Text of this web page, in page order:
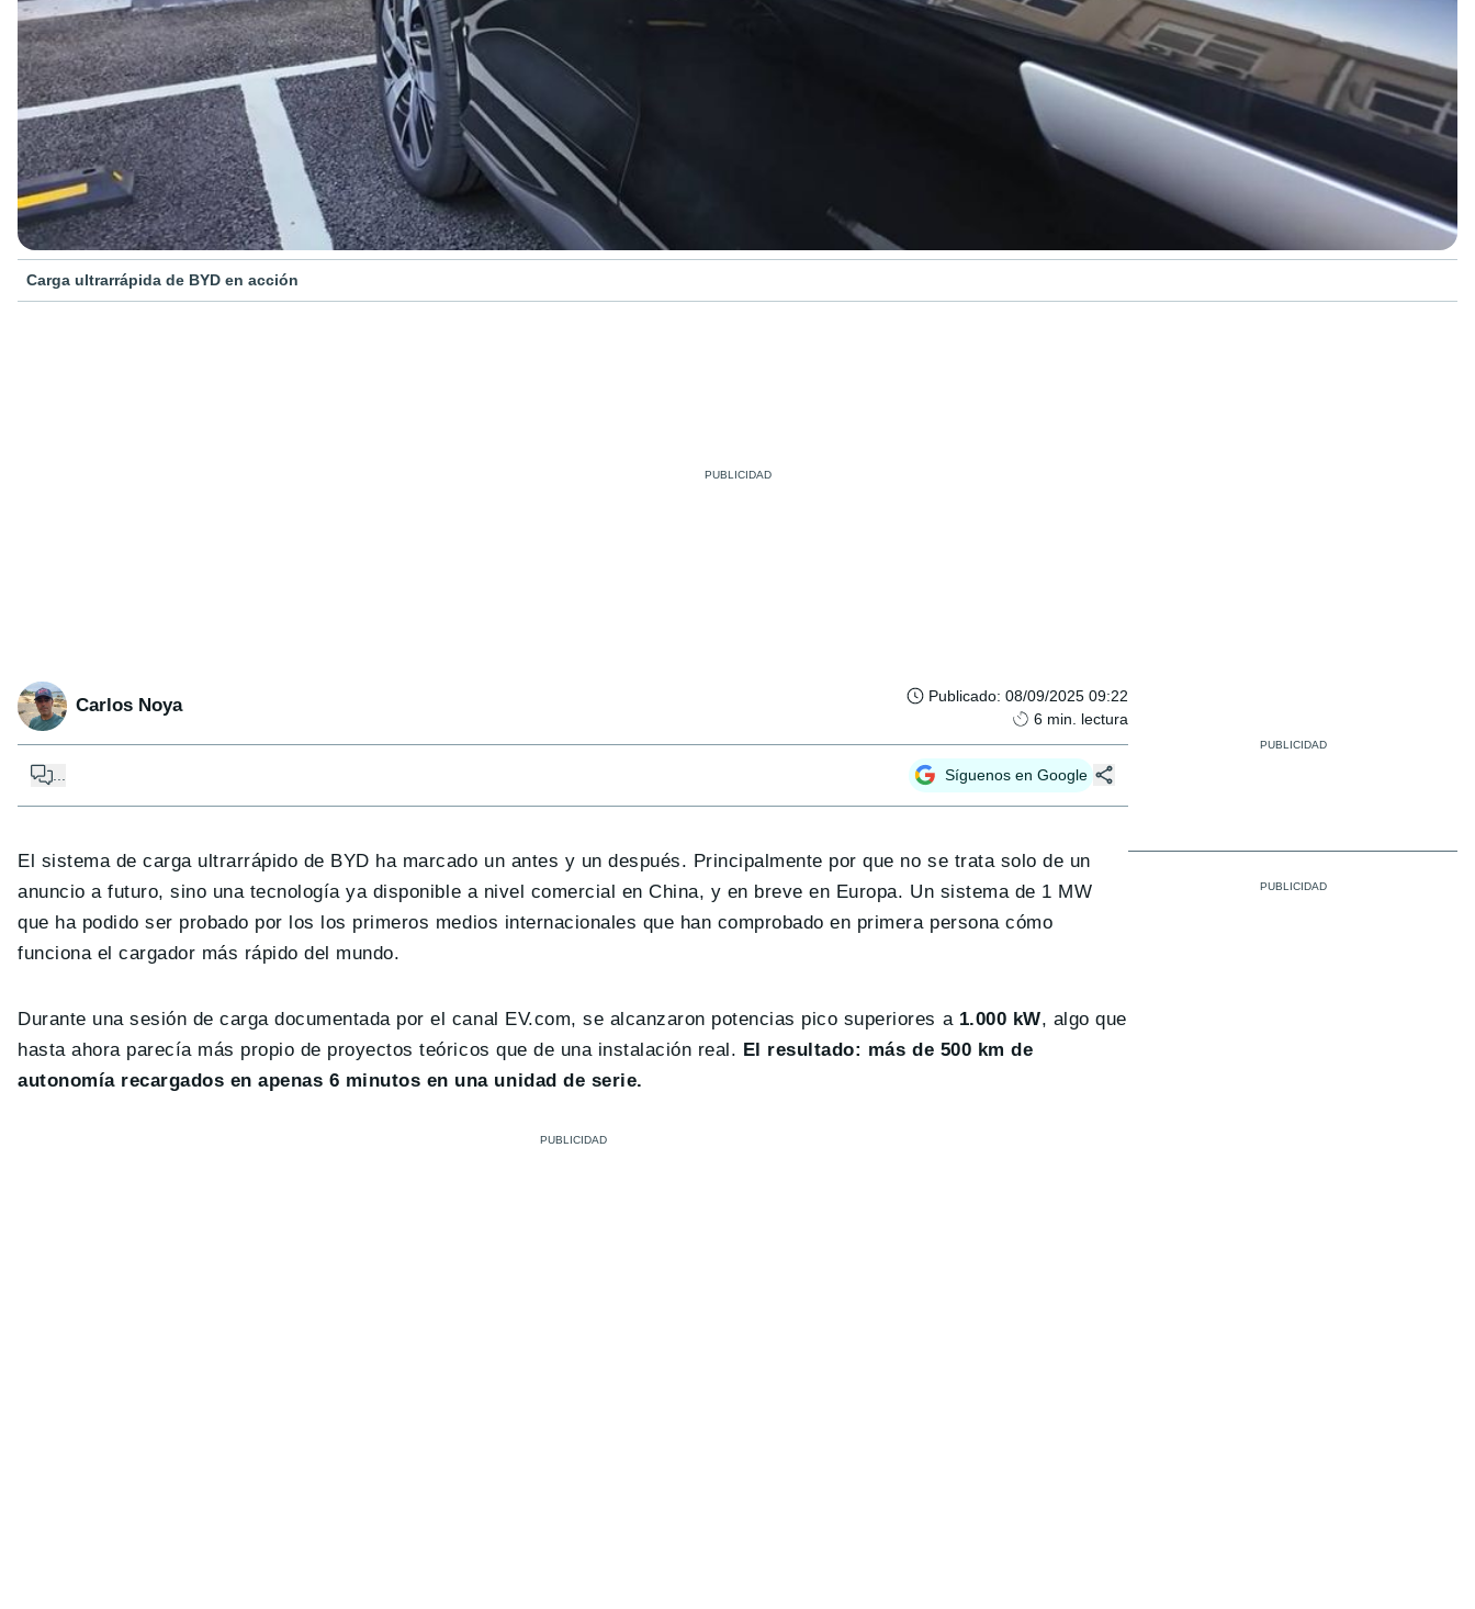
Carga ultrarrápida de BYD en acción
Carlos Noya Publicado: 08/09/2025 09:22
6 min. lectura
Síguenos en Google
El sistema de carga ultrarrápido de BYD ha marcado un antes y un después. Principalmente por que no se trata solo de un
anuncio a futuro, sino una tecnología ya disponible a nivel comercial en China, y en breve en Europa. Un sistema de 1 MW
que ha podido ser probado por los los primeros medios internacionales que han comprobado en primera persona cómo
funciona el cargador más rápido del mundo.
Durante una sesión de carga documentada por el canal EV.com, se alcanzaron potencias pico superiores a 1.000 kW, algo que
hasta ahora parecía más propio de proyectos teóricos que de una instalación real. El resultado: más de 500 km de
autonomía recargados en apenas 6 minutos en una unidad de serie.